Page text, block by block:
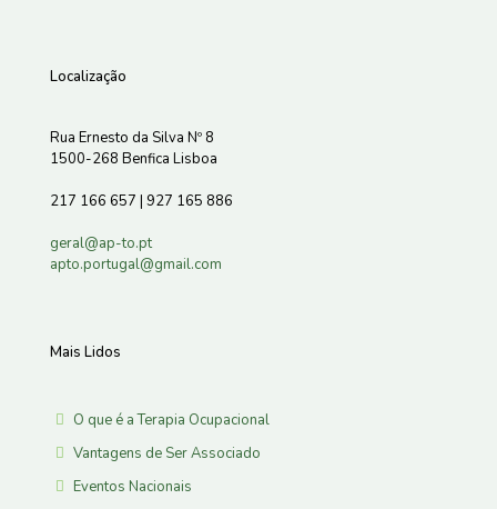
Localização
Rua Ernesto da Silva Nº 8
1500-268 Benfica Lisboa
217 166 657 | 927 165 886
geral@ap-to.pt
apto.portugal@gmail.com
Mais Lidos
O que é a Terapia Ocupacional
Vantagens de Ser Associado
Eventos Nacionais